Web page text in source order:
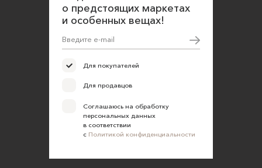
о предстоящих маркетах
и особенных вещах!
Для покупателей
Для продавцов
Соглашаюсь на обработку
персональных данных
в соответствии
с Политикой конфиденциальности